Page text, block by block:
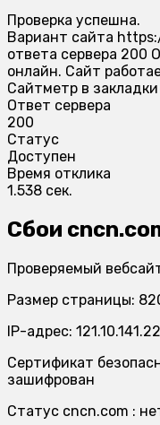
Проверка успешна.
Вариант сайта
ответа сервера 200
онлайн. Сайт
Сайтметр в
Ответ сервера
200
Статус
Доступен
Время отклика
1.538 сек.
Сбои
Проверяемый
Размер страницы:
IP-адрес: 121.10.141.22
Сертификат
зашифрован
Статус cncn.com :